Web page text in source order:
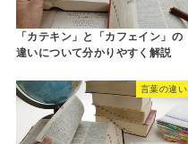
「カテキン」と「カフェイン」の
違いについて分かりやすく解説
言葉の違い